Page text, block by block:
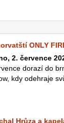
ONLY
2. července
dorazí do
kdy odehraje
Hrůza a